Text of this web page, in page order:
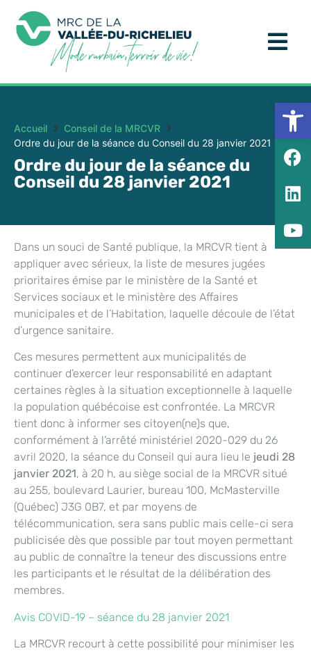
Accueil
Conseil de la MRCVR
Ordre du jour de la séance du Conseil du 28 janvier 2021
Ordre du jour de la séance du
Conseil du 28 janvier 2021
Dans un souci de Santé publique, la MRCVR tient à
appliquer avec sérieux, la liste de mesures jugées
prioritaires émise par le ministère de la Santé et
Services sociaux et le ministère des Affaires
municipales et de l’Habitation, laquelle découle de l’état
d’urgence sanitaire.
Ces mesures permettent aux municipalités de
continuer d’exercer leur responsabilité en adaptant
certaines règles à la situation exceptionnelle à laquelle
la population québécoise est confrontée. La MRCVR
tient donc à informer ses citoyen(ne)s que,
conformément à l’arrêté ministériel 2020-029 du 26
avril 2020, la séance du Conseil qui aura lieu le jeudi 28
janvier 2021, à 20 h, au siège social de la MRCVR situé
au 255, boulevard Laurier, bureau 100, McMasterville
(Québec) J3G 0B7, et par moyens de
télécommunication, sera sans public mais celle-ci sera
publicisée dès que possible par tout moyen permettant
au public de connaître la teneur des discussions entre
les participants et le résultat de la délibération des
membres.
Avis COVID-19 – séance du 28 janvier 2021
La MRCVR recourt à cette possibilité pour minimiser les